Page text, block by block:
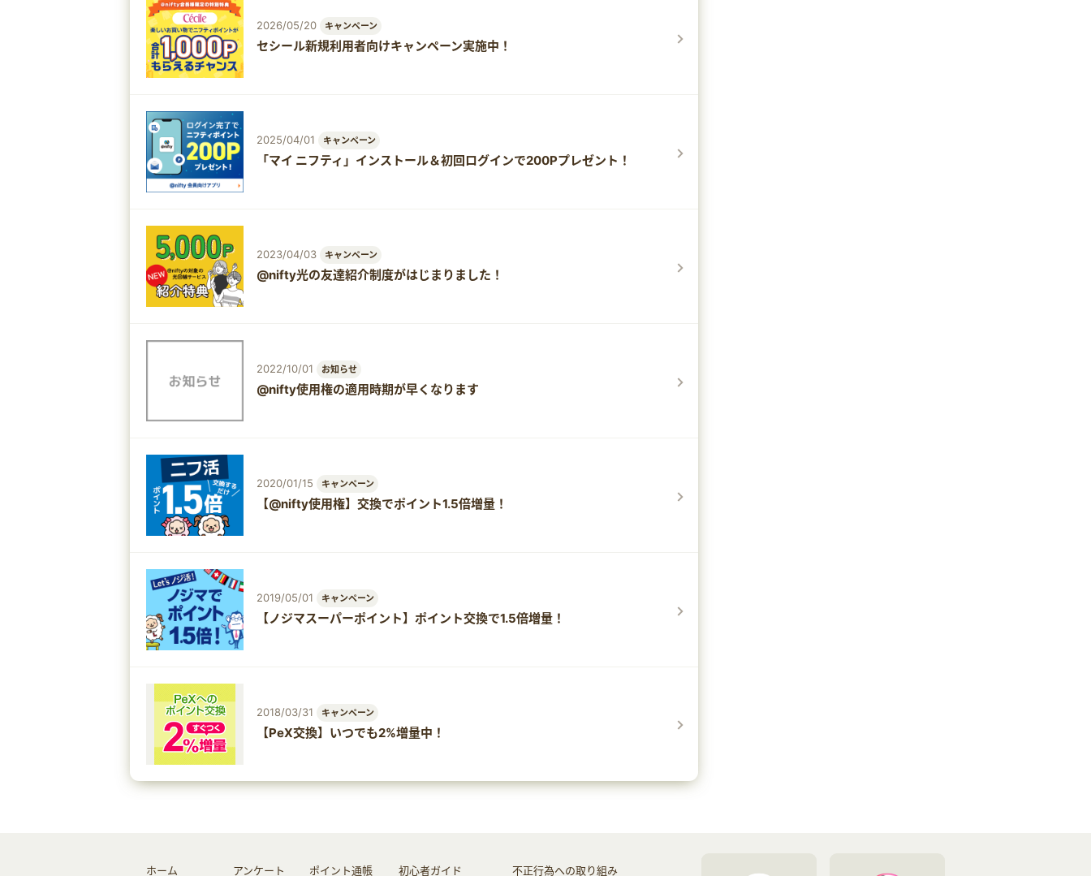
2026/05/20 キャンペーン
セシール新規利用者向けキャンペーン実施中！
2025/04/01 キャンペーン
「マイ ニフティ」インストール＆初回ログインで200Pプレゼント！
2023/04/03 キャンペーン
@nifty光の友達紹介制度がはじまりました！
2022/10/01 お知らせ
@nifty使用権の適用時期が早くなります
2020/01/15 キャンペーン
【@nifty使用権】交換でポイント1.5倍増量！
2019/05/01 キャンペーン
【ノジマスーパーポイント】ポイント交換で1.5倍増量！
2018/03/31 キャンペーン
【PeX交換】いつでも2%増量中！
ホーム アンケート ポイント通帳 初心者ガイド 不正行為への取り組み